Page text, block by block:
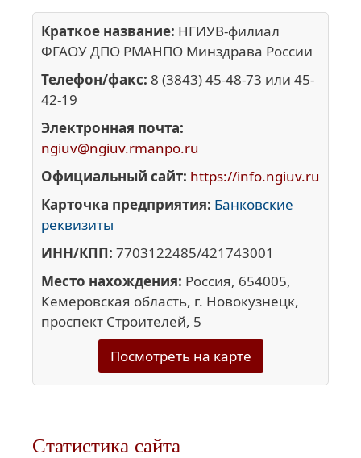
Краткое название: НГИУВ-филиал
ФГАОУ ДПО РМАНПО Минздрава России
Телефон/факс: 8 (3843) 45-48-73 или 45-
42-19
Электронная почта:
ngiuv@ngiuv.rmanpo.ru
Официальный сайт: https://info.ngiuv.ru
Карточка предприятия: Банковские
реквизиты
ИНН/КПП: 7703122485/421743001
Место нахождения: Россия, 654005,
Кемеровская область, г. Новокузнецк,
проспект Строителей, 5
Посмотреть на карте
Статистика сайта